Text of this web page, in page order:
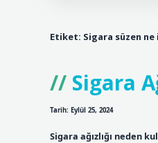
Etiket: Sigara süzen ne
Sigara
Tarih: Eylül 25, 2024
Sigara ağızlığı neden